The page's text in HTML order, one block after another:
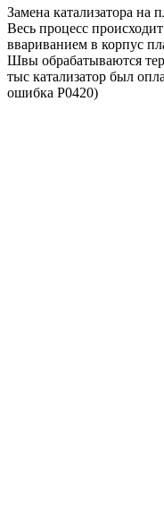
Замена катализатора на
Весь процесс
ввариванием в корпус
Швы обрабатываются
тыс катализатор был
ошибка Р0420)